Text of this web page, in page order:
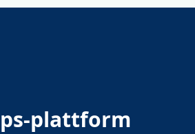
plattform